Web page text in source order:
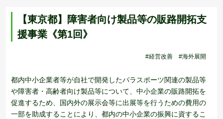
【東京都】障害者向け製品等の販路開拓支
援事業《第1回》
#経営改善 #海外展開
都内中小企業者等が自社で開発したパラスポーツ関連の製品等
や障害者・高齢者向け製品等について、中小企業の販路開拓を
促進するため、国内外の展示会等に出展等を行うための費用の
一部を助成することにより、都内の中小企業の振興に資するこ